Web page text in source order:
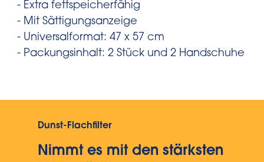
- Extra fettspeicherfähig
- Mit Sättigungsanzeige
- Universalformat: 47 x 57 cm
- Packungsinhalt: 2 Stück und 2 Handschuhe
Dunst-Flachfilter
Nimmt es mit den stärksten